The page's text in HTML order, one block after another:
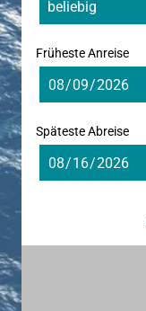
Früheste Anreise
Späteste Abreise